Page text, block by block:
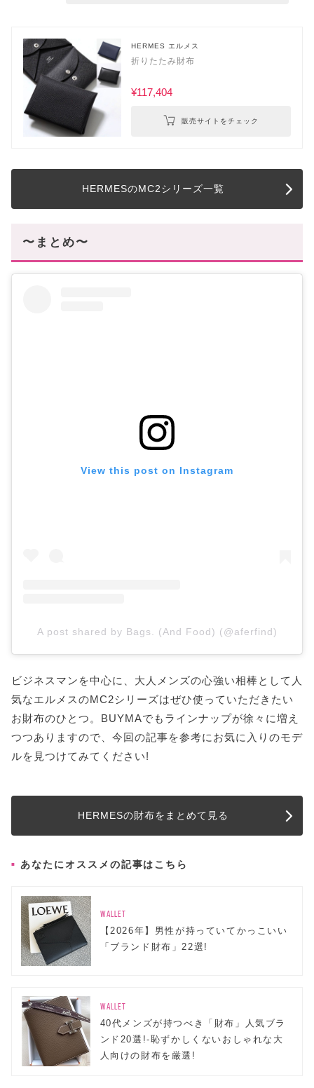
HERMES エルメス
折りたたみ財布
¥117,404
販売サイトをチェック
HERMESのMC2シリーズ一覧
〜まとめ〜
View this post on Instagram
A post shared by Bags. (And Food) (@aferfind)
ビジネスマンを中心に、大人メンズの心強い相棒として人
気なエルメスのMC2シリーズはぜひ使っていただきたい
お財布のひとつ。BUYMAでもラインナップが徐々に増え
つつありますので、今回の記事を参考にお気に入りのモデ
ルを見つけてみてください!
HERMESの財布をまとめて見る
あなたにオススメの記事はこちら
WALLET
【2026年】男性が持っていてかっこいい
「ブランド財布」22選!
WALLET
40代メンズが持つべき「財布」人気ブラ
ンド20選!-恥ずかしくないおしゃれな大
人向けの財布を厳選!